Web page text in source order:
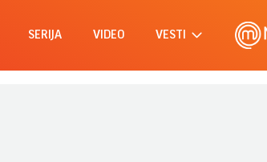
SERIJA VIDEO VESTI